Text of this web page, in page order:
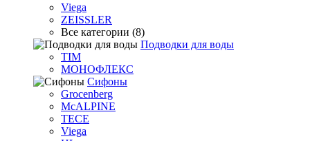
Viega
ZEISSLER
Все категории (8)
Подводки для воды
TIM
МОНОФЛЕКС
Сифоны
Grocenberg
McALPINE
TECE
Viega